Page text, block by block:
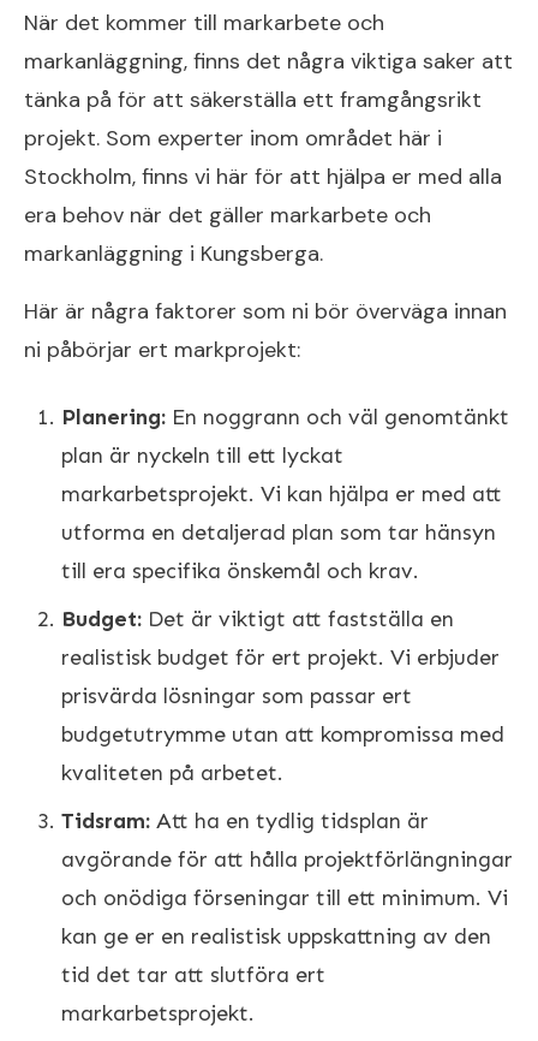
När det kommer till markarbete och
markanläggning, finns det några viktiga saker att
tänka på för att säkerställa ett framgångsrikt
projekt. Som experter inom området här i
Stockholm, finns vi här för att hjälpa er med alla
era behov när det gäller markarbete och
markanläggning i Kungsberga.
Här är några faktorer som ni bör överväga innan
ni påbörjar ert markprojekt:
Planering: En noggrann och väl genomtänkt
plan är nyckeln till ett lyckat
markarbetsprojekt. Vi kan hjälpa er med att
utforma en detaljerad plan som tar hänsyn
till era specifika önskemål och krav.
Budget: Det är viktigt att fastställa en
realistisk budget för ert projekt. Vi erbjuder
prisvärda lösningar som passar ert
budgetutrymme utan att kompromissa med
kvaliteten på arbetet.
Tidsram: Att ha en tydlig tidsplan är
avgörande för att hålla projektförlängningar
och onödiga förseningar till ett minimum. Vi
kan ge er en realistisk uppskattning av den
tid det tar att slutföra ert
markarbetsprojekt.